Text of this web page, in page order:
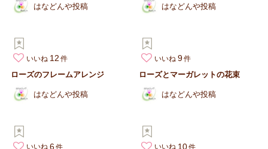
はなどんや投稿 はなどんや投稿
いいね 12
ローズのフレームアレンジ
はなどんや投稿
いいね 9
ローズとマーガレットの花束
はなどんや投稿
いいね 6 いいね 10